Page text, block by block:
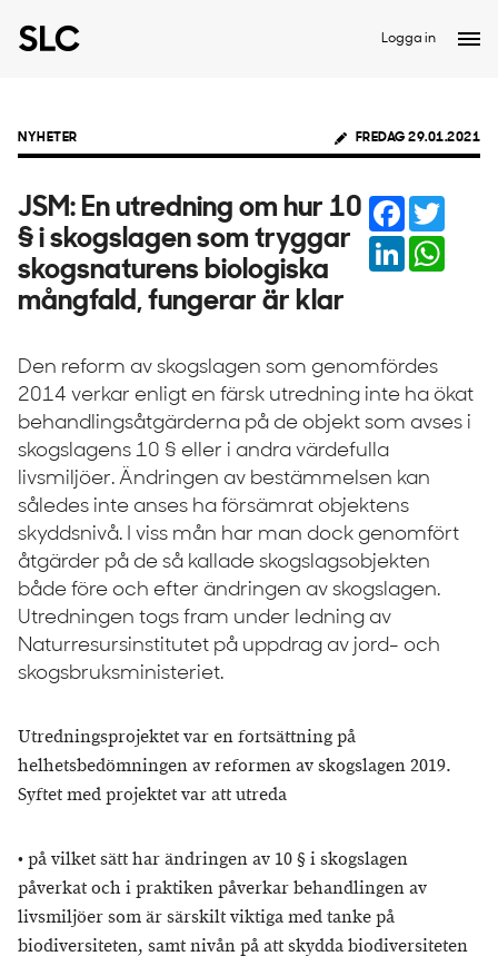
Logga in
NYHETER FREDAG 29.01.2021
JSM: En utredning om hur 10
§ i skogslagen som tryggar
skogsnaturens biologiska
mångfald, fungerar är klar
Facebook
LinkedIn
Den reform av skogslagen som genomfördes
2014 verkar enligt en färsk utredning inte ha ökat
behandlingsåtgärderna på de objekt som avses i
skogslagens 10 § eller i andra värdefulla
livsmiljöer. Ändringen av bestämmelsen kan
således inte anses ha försämrat objektens
skyddsnivå. I viss mån har man dock genomfört
åtgärder på de så kallade skogslagsobjekten
både före och efter ändringen av skogslagen.
Utredningen togs fram under ledning av
Naturresursinstitutet på uppdrag av jord- och
skogsbruksministeriet.
Utredningsprojektet var en fortsättning på
helhetsbedömningen av reformen av skogslagen 2019.
Syftet med projektet var att utreda
• på vilket sätt har ändringen av 10 § i skogslagen
påverkat och i praktiken påverkar behandlingen av
livsmiljöer som är särskilt viktiga med tanke på
biodiversiteten, samt nivån på att skydda biodiversiteten